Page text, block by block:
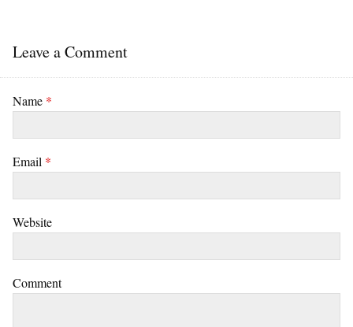
Leave a Comment
Name *
Email *
Website
Comment